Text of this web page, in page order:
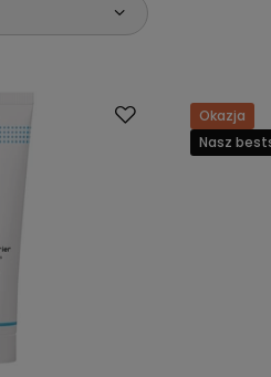
Okazja
Nasz